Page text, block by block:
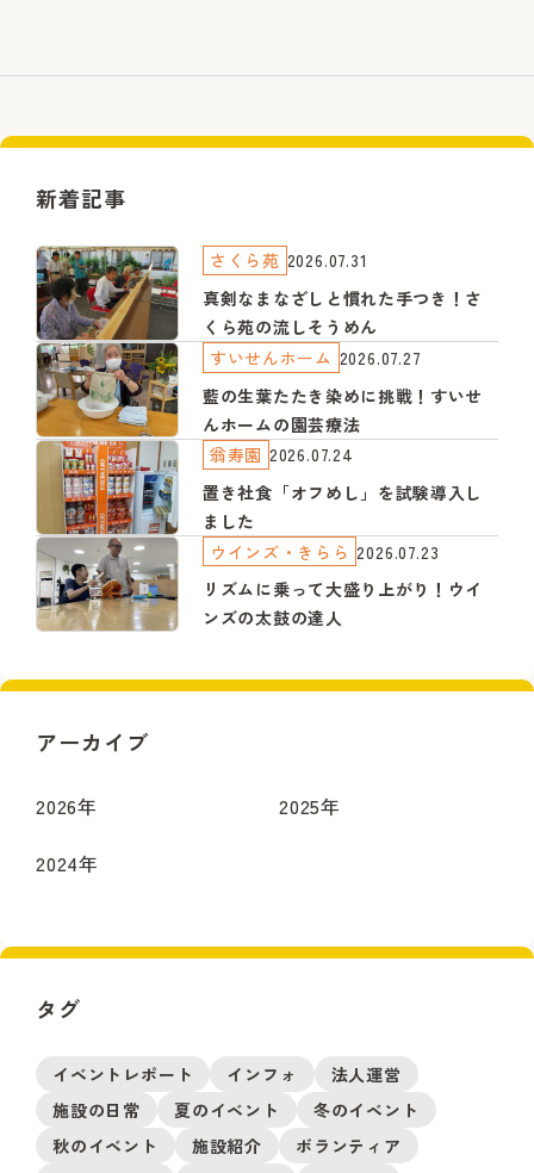
新着記事
真剣なまなざしと慣れた手つき！さ
くら苑の流しそうめん
さくら苑 2026.07.31
藍の生葉たたき染めに挑戦！すいせ
んホームの園芸療法
すいせんホーム 2026.07.27
置き社食「オフめし」を試験導入し
ました
翁寿園 2026.07.24
リズムに乗って大盛り上がり！ウイ
ンズの太鼓の達人
ウインズ・きらら 2026.07.23
アーカイブ
2026年 2025年
2024年
タグ
イベントレポート インフォ
法人運営
施設の日常
夏のイベント
冬のイベント
秋のイベント
施設紹介
ボランティア